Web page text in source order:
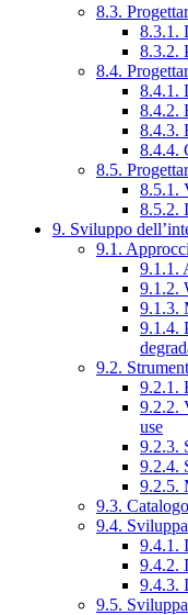
8.3.
8.3.1.
8.3.2.
8.4.
8.4.1.
8.4.2.
8.4.3.
8.4.4.
8.5.
8.5.1.
8.5.2.
9. Sviluppo
9.1.
9.1.1.
9.1.2.
9.1.3.
9.1.4.
9.2.
9.2.1.
9.2.2.
use
9.2.3.
9.2.4.
9.2.5.
9.3.
9.4.
9.4.1.
9.4.2.
9.4.3.
9.5.